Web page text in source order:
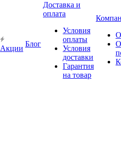
Акции
Блог
Доставка и
оплата
Условия
оплаты
Условия
доставки
Гарантия
на товар